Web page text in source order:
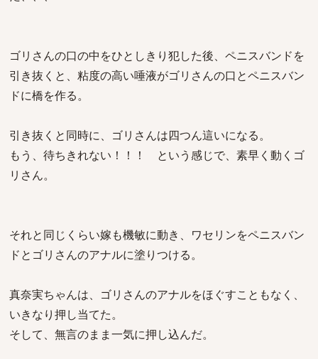
ゴリさんの口の中をひとしきり犯した後、ペニスバンドを
引き抜くと、粘度の高い唾液がゴリさんの口とペニスバン
ドに橋を作る。
引き抜くと同時に、ゴリさんは四つん這いになる。
もう、待ちきれない！！！ という感じで、素早く動くゴ
リさん。
それと同じくらい嫁も機敏に動き、ワセリンをペニスバン
ドとゴリさんのアナルに塗りつける。
真奈実ちゃんは、ゴリさんのアナルをほぐすこともなく、
いきなり押し当てた。
そして、無言のまま一気に押し込んだ。